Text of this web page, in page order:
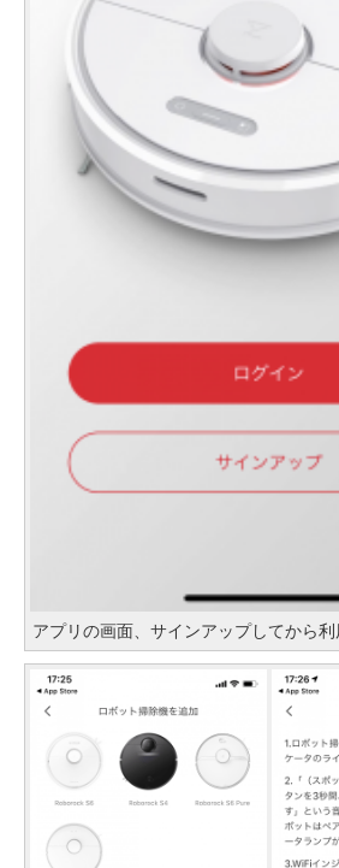
アプリの画面、サインアップしてから